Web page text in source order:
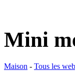
Mini
Maison - Tous les